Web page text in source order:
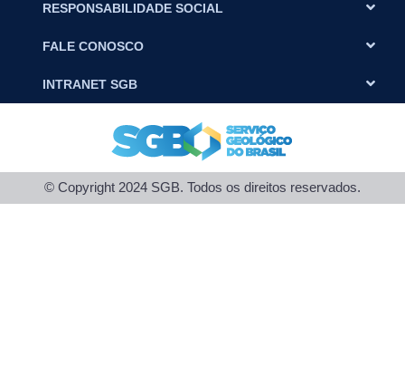
RESPONSABILIDADE SOCIAL
FALE CONOSCO
INTRANET SGB
© Copyright 2024 SGB. Todos os direitos reservados.